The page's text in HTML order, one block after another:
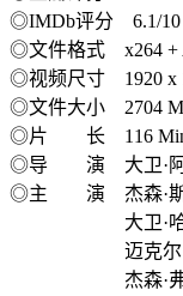
◎IMDb评分 6.1/10
◎文件格式 x264 +
◎视频尺寸 1920 x
◎文件大小 2704
◎片 长 116
◎导 演 大卫·
◎主 演 杰森·斯
大卫·哈
迈克尔·
杰森·弗